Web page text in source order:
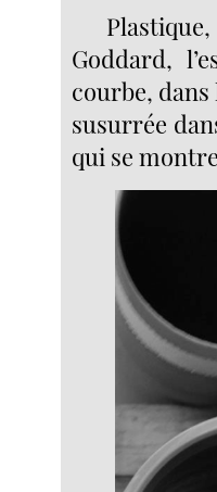
Goddard,
courbe, dans
susurrée
qui se